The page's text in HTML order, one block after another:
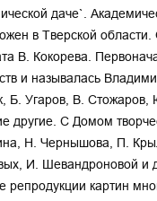
даче`.
в Тверской
В. Кокорева.
и называлась
Б. Угаров, В.
другие. С Домом
Н. Чернышова, П.
И. Шевандроновой и
репродукции картин